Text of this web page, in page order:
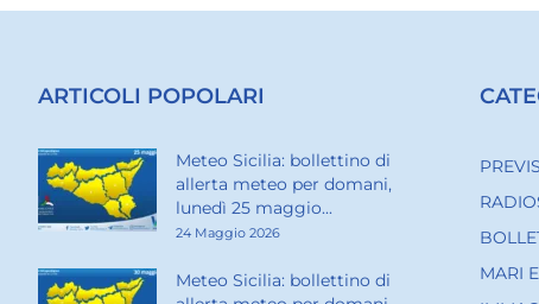
ARTICOLI POPOLARI
Meteo Sicilia: bollettino di
allerta meteo per domani,
lunedì 25 maggio...
24 Maggio 2026
Meteo Sicilia: bollettino di
MARI